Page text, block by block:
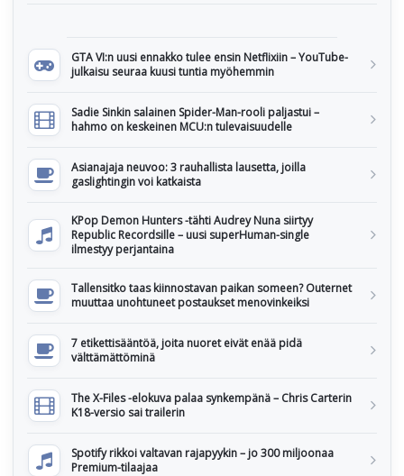
GTA VI:n uusi ennakko tulee ensin Netflixiin – YouTube-
julkaisu seuraa kuusi tuntia myöhemmin
Sadie Sinkin salainen Spider-Man-rooli paljastui –
hahmo on keskeinen MCU:n tulevaisuudelle
Asianajaja neuvoo: 3 rauhallista lausetta, joilla
gaslightingin voi katkaista
KPop Demon Hunters -tähti Audrey Nuna siirtyy
Republic Recordsille – uusi superHuman-single
ilmestyy perjantaina
Tallensitko taas kiinnostavan paikan someen? Outernet
muuttaa unohtuneet postaukset menovinkeiksi
7 etikettisääntöä, joita nuoret eivät enää pidä
välttämättöminä
The X-Files -elokuva palaa synkempänä – Chris Carterin
K18-versio sai trailerin
Spotify rikkoi valtavan rajapyykin – jo 300 miljoonaa
Premium-tilaajaa